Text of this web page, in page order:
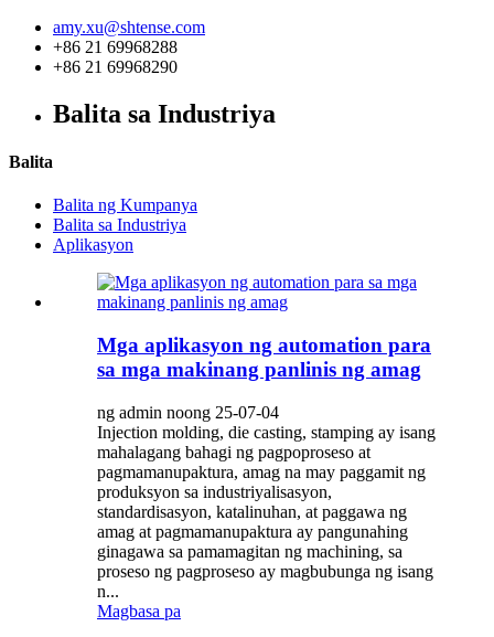
amy.xu@shtense.com
+86 21 69968288
+86 21 69968290
Balita sa Industriya
Balita
Balita ng Kumpanya
Balita sa Industriya
Aplikasyon
Mga aplikasyon ng automation para
sa mga makinang panlinis ng amag
ng admin noong 25-07-04
Injection molding, die casting, stamping ay isang
mahalagang bahagi ng pagpoproseso at
pagmamanupaktura, amag na may paggamit ng
produksyon sa industriyalisasyon,
standardisasyon, katalinuhan, at paggawa ng
amag at pagmamanupaktura ay pangunahing
ginagawa sa pamamagitan ng machining, sa
proseso ng pagproseso ay magbubunga ng isang
n...
Magbasa pa